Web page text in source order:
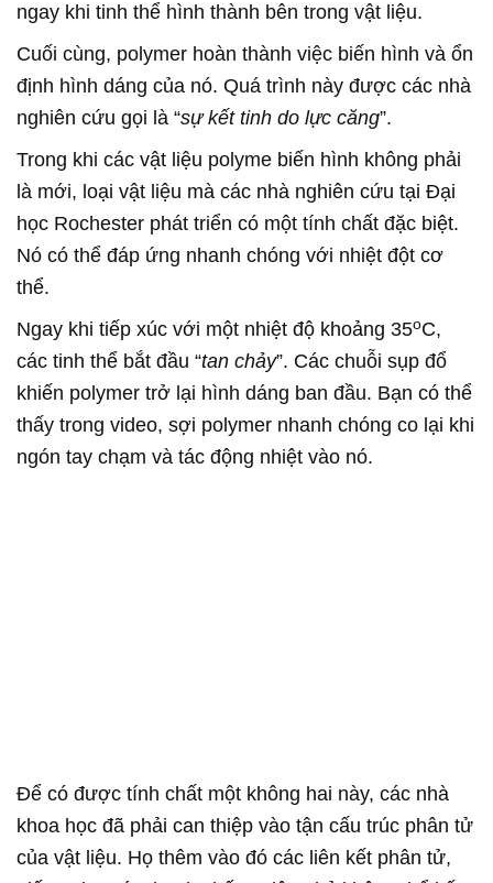
ngay khi tinh thể hình thành bên trong vật liệu.
Cuối cùng, polymer hoàn thành việc biến hình và ổn
định hình dáng của nó. Quá trình này được các nhà
nghiên cứu gọi là “sự kết tinh do lực căng”.
Trong khi các vật liệu polyme biến hình không phải
là mới, loại vật liệu mà các nhà nghiên cứu tại Đại
học Rochester phát triển có một tính chất đặc biệt.
Nó có thể đáp ứng nhanh chóng với nhiệt đột cơ
thể.
Ngay khi tiếp xúc với một nhiệt độ khoảng 35oC,
các tinh thể bắt đầu “tan chảy”. Các chuỗi sụp đổ
khiến polymer trở lại hình dáng ban đầu. Bạn có thể
thấy trong video, sợi polymer nhanh chóng co lại khi
ngón tay chạm và tác động nhiệt vào nó.
Để có được tính chất một không hai này, các nhà
khoa học đã phải can thiệp vào tận cấu trúc phân tử
của vật liệu. Họ thêm vào đó các liên kết phân tử,